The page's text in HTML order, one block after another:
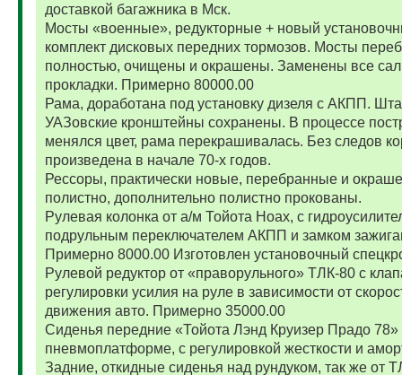
доставкой багажника в Мск.
Мосты «военные», редукторные + новый
комплект дисковых передних тормозов. Мосты
полностью, очищены и окрашены. Заменены все
прокладки. Примерно 80000.00
Рама, доработана под установку дизеля с АКПП.
УАЗовские кронштейны сохранены. В процессе
менялся цвет, рама перекрашивалась. Без следов
произведена в начале 70-х годов.
Рессоры, практически новые, перебранные и
полистно, дополнительно полистно прокованы.
Рулевая колонка от а/м Тойота Ноах, с
подрульным переключателем АКПП и замком
Примерно 8000.00 Изготовлен установочный
Рулевой редуктор от «праворульного» ТЛК-80 с
регулировки усилия на руле в зависимости от
движения авто. Примерно 35000.00
Сиденья передние «Тойота Лэнд Круизер Прадо 78»
пневмоплатформе, с регулировкой жесткости и
Задние, откидные сиденья над рундуком, так же от